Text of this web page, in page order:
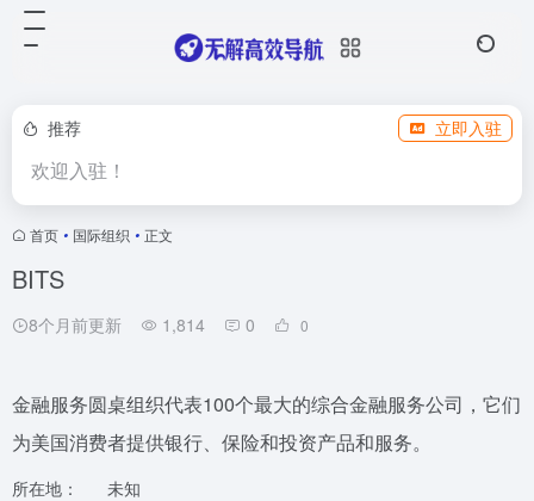
推荐 立即入驻
欢迎入驻！
首页 • 国际组织 • 正文
BITS
8个月前更新 1,814 0 0
金融服务圆桌组织代表100个最大的综合金融服务公司，它们
为美国消费者提供银行、保险和投资产品和服务。
所在地：
未知